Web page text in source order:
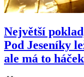
Největší
Pod Jeseníky
ale má to háček